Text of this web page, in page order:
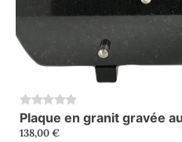
0
Plaque en granit gravée
138,00€